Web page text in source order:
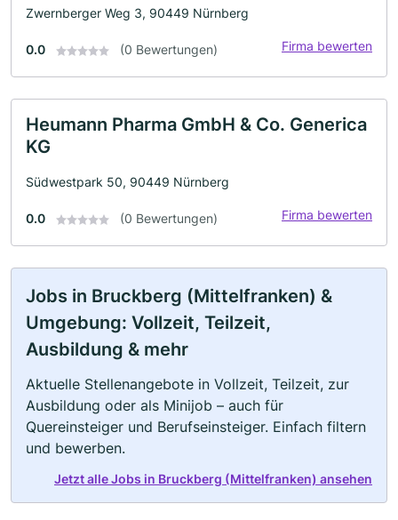
Zwernberger Weg 3, 90449 Nürnberg
0.0 (0 Bewertungen) Firma bewerten
Heumann Pharma GmbH & Co. Generica
KG
Südwestpark 50, 90449 Nürnberg
0.0 (0 Bewertungen) Firma bewerten
Jobs in Bruckberg (Mittelfranken) &
Umgebung: Vollzeit, Teilzeit,
Ausbildung & mehr
Aktuelle Stellenangebote in Vollzeit, Teilzeit, zur
Ausbildung oder als Minijob – auch für
Quereinsteiger und Berufseinsteiger. Einfach filtern
und bewerben.
Jetzt alle Jobs in Bruckberg (Mittelfranken) ansehen